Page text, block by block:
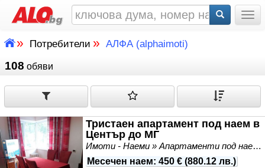
» Потребители» АЛФА (alphaimoti)
108 обяви
Тристаен апартамент под наем в
Център до МГ
Имоти - Наеми » Апартаменти под наем
Месечен наем: 450 € (880.12 лв.)